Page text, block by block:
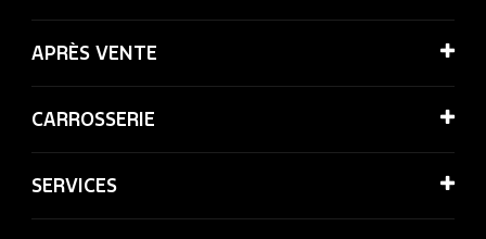
APRÈS VENTE
CARROSSERIE
SERVICES